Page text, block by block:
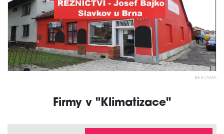
REKLAMA
Firmy v "Klimatizace"